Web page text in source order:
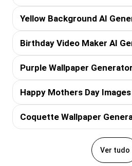
Yellow Background AI
Birthday Video Maker AI
Purple Wallpaper Generator
Happy Mothers Day
Coquette Wallpaper
Ver tudo